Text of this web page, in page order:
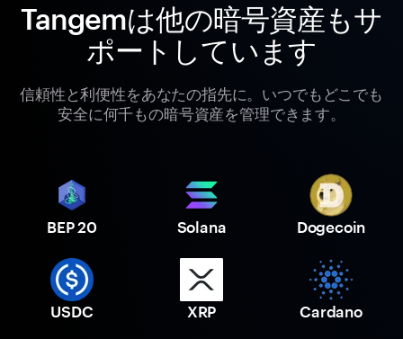
Tangemは他の暗号資産もサ
ポートしています
信頼性と利便性をあなたの指先に。いつでもどこでも
安全に何千もの暗号資産を管理できます。
BEP 20 Solana Dogecoin
USDC XRP Cardano